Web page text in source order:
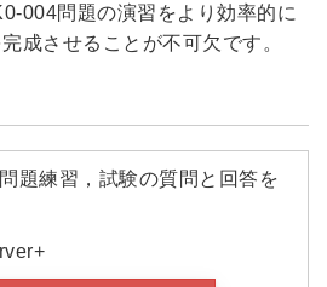
004問題の演習をより効率的に
成させることが不可欠です。
題練習，試験の質問と回答を